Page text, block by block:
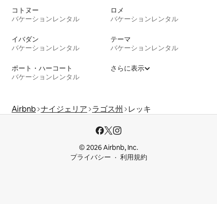
コトヌー
バケーションレンタル
ロメ
バケーションレンタル
イバダン
バケーションレンタル
テーマ
バケーションレンタル
ポート・ハーコート
バケーションレンタル
さらに表示
Airbnb ナイジェリア ラゴス州 レッキ
© 2026 Airbnb, Inc.
プライバシー
利用規約